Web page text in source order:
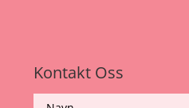
Kontakt Oss